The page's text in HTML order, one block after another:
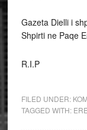
Gazeta Dielli i
Shpirti ne Paqe
R.I.P
FILED UNDER:
TAGGED WITH: